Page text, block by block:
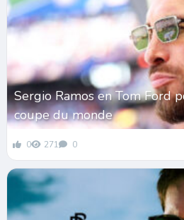
Sergio Ramos en Tom Ford
coupe du monde
0 271 0